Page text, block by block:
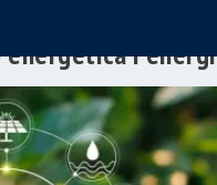
energètica i